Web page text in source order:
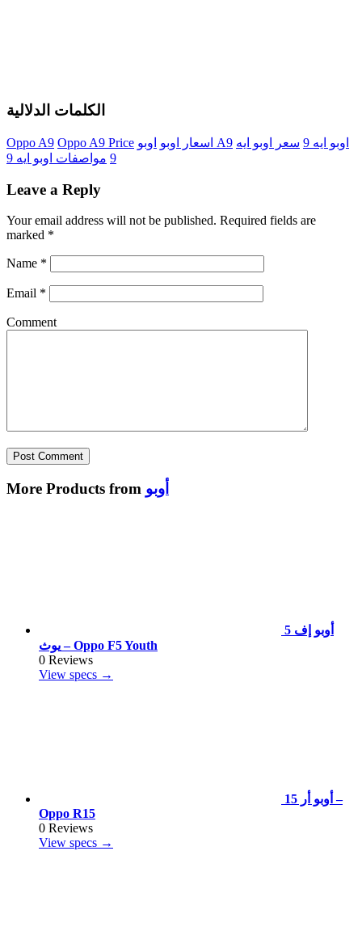
الكلمات الدلالية
Oppo A9 Oppo A9 Price اسعار اوبو اوبو A9 اوبو ايه 9
سعر اوبو ايه
9 مواصفات اوبو ايه 9
Leave a Reply
Your email address will not be published. Required fields are
marked *
Name *
Email *
Comment
More Products from أوبو
أوبو إف 5
يوث – Oppo F5 Youth
0 Reviews
View specs →
أوبو أر 15 –
Oppo R15
0 Reviews
View specs →